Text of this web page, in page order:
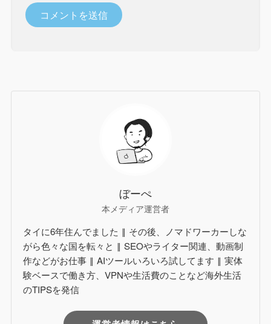
ぼーぺ
本メディア運営者
タイに6年住んでました ‖ その後、ノマドワーカーしな
がら色々な国を転々と ‖ SEOやライター関連、動画制
作などがお仕事 ‖ AIツールいろいろ試してます ‖ 実体
験ベースで働き方、VPNや生活費のことなど海外生活
のTIPSを発信